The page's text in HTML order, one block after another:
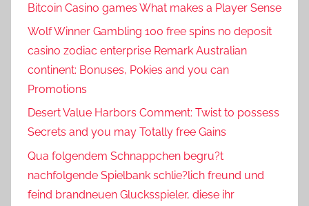
Bitcoin Casino games What makes a Player Sense
Wolf Winner Gambling 100 free spins no deposit
casino zodiac enterprise Remark Australian
continent: Bonuses, Pokies and you can
Promotions
Desert Value Harbors Comment: Twist to possess
Secrets and you may Totally free Gains
Qua folgendem Schnappchen begru?t
nachfolgende Spielbank schlie?lich freund und
feind brandneuen Glucksspieler, diese ihr